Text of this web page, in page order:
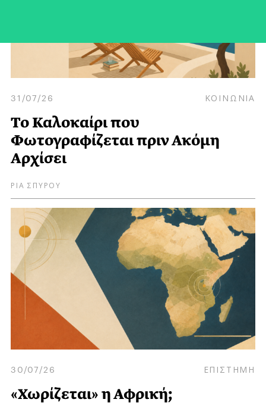
31/07/26 ΚΟΙΝΩΝΙΑ
Το Καλοκαίρι που
Φωτογραφίζεται πριν Ακόμη
Αρχίσει
ΡΙΑ ΣΠΥΡΟΥ
30/07/26 ΕΠΙΣΤΗΜΗ
«Χωρίζεται» η Αφρική;